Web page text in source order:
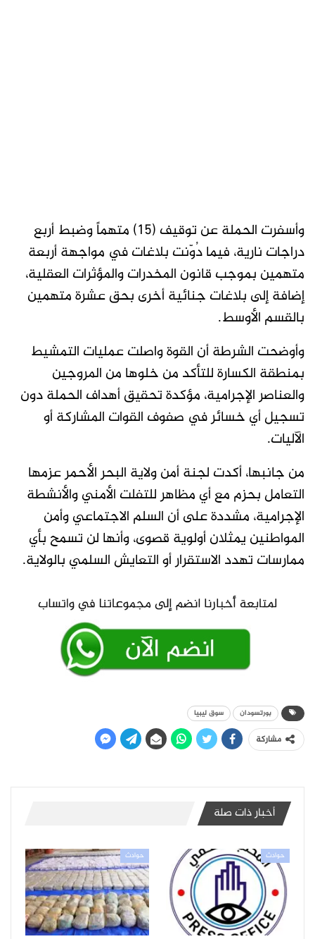
وأسفرت الحملة عن توقيف (15) متهماً وضبط أربع
دراجات نارية، فيما دُوّنت بلاغات في مواجهة أربعة
متهمين بموجب قانون المخدرات والمؤثرات العقلية،
إضافة إلى بلاغات جنائية أخرى بحق عشرة متهمين
بالقسم الأوسط.
وأوضحت الشرطة أن القوة واصلت عمليات التمشيط
بمنطقة الكسارة للتأكد من خلوها من المروجين
والعناصر الإجرامية، مؤكدة تحقيق أهداف الحملة دون
تسجيل أي خسائر في صفوف القوات المشاركة أو
الآليات.
من جانبها، أكدت لجنة أمن ولاية البحر الأحمر عزمها
التعامل بحزم مع أي مظاهر للتفلت الأمني والأنشطة
الإجرامية، مشددة على أن السلم الاجتماعي وأمن
المواطنين يمثلان أولوية قصوى، وأنها لن تسمح بأي
ممارسات تهدد الاستقرار أو التعايش السلمي بالولاية.
بورتسودان سوق ليبيا
مشاركة
أخبار ذات صلة
حوادث حوادث